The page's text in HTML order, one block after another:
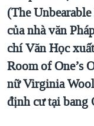
chính
Đi
tới
"Tìm"
TỰ DO BÁO CHÍ
VẠCH TRẦN TIN
NGƯỜI VIỆT HẢI
KINH TẾ
CHUYÊN ĐỀ
CHIẾN TRANH
TẠI
HÀNH TRÌNH
MỘT NĂM
GIẢI MÃ VÀNH
HỌC TIẾNG ANH
VIDEO
NGHE
MẠNG XÃ HỘI
(The
của nhà văn
chí Văn Học
Room of One’s
nữ Virginia
định cư tại